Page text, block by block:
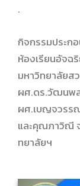
.
กิจกรรมประก
ห้องเรียนอัจฉ
มหาวิทยาลัยส
ผศ.ดร.วัฒนพล
ผศ.เบญจวรร
และคุณภาวิณี
ทยาลัยฯ